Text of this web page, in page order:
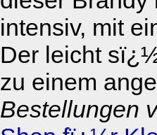
intensiv, mit
Der leicht
zu einem
Bestellungen